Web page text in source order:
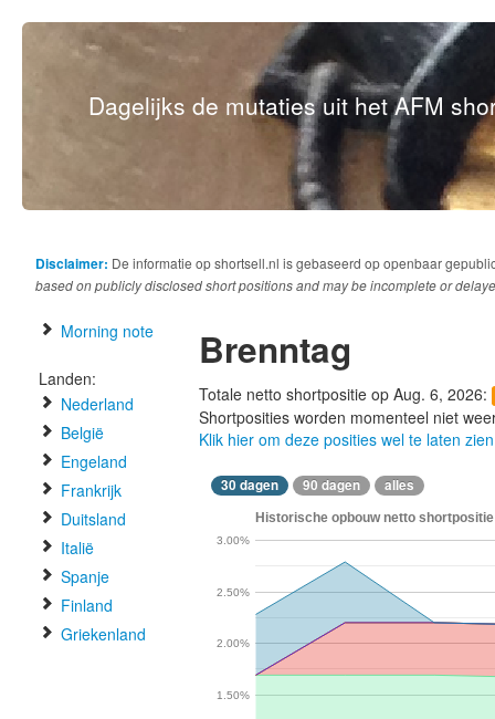
Dagelijks de mutaties uit het AFM
Disclaimer: De informatie op shortsell.nl is gebaseerd op openbaar
based on publicly disclosed short positions and may be incomplete or
Morning note
Landen:
Nederland
België
Engeland
Frankrijk
Duitsland
Italië
Spanje
Finland
Griekenland
Brenntag
Totale netto shortpositie op Aug. 6, 2026:
Shortposities worden momenteel niet
Klik hier om deze posities wel te laten zien
30 dagen 90 dagen alles
Historische opbouw netto
1.50%
2.00%
2.50%
3.00%